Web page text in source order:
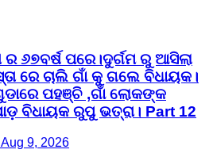
ର ୬୭ବର୍ଷ ପରେ।ଦୁର୍ଗମ ରୁ ଆସିଲା
ରେ ଚାଲି ଗାଁ କୁ ଗଲେ ବିଧାୟକ।
ପହଞ୍ଚି ,ଗାଁ ଲୋକଙ୍କ
ବିଧାୟକ ରୁପୁ ଭତ୍ରା। Part 12
9, 2026